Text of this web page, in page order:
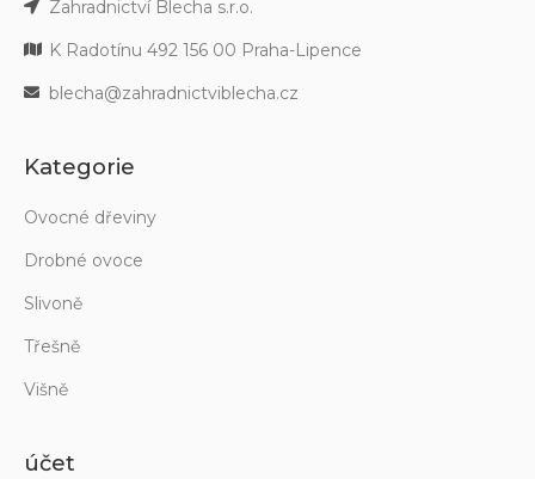
Zahradnictví Blecha s.r.o.
K Radotínu 492 156 00 Praha-Lipence
blecha@zahradnictviblecha.cz
Kategorie
Ovocné dřeviny
Drobné ovoce
Slivoně
Třešně
Višně
účet